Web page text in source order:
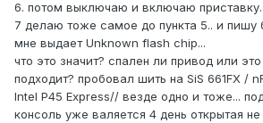
6. потом выключаю и включаю приставку.
7 делаю тоже самое до пункта 5.. и пишу
мне выдает Unknown flash chip...
что это значит? спален ли привод или
подходит? пробовал шить на SiS 661FX /
Intel P45 Express// везде одно и тоже...
консоль уже валяется 4 день открытая